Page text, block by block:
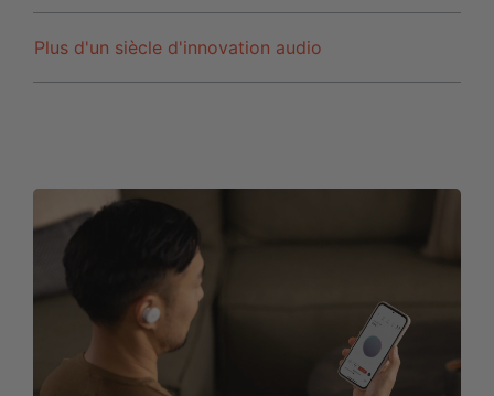
Plus d'un siècle d'innovation audio